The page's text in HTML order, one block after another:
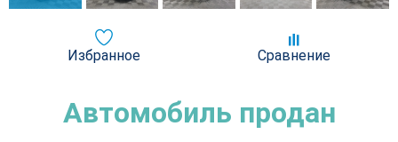
Избранное Сравнение
Автомобиль продан